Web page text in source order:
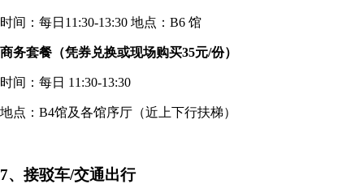
时间：每日11:30-13:30 地点：B6 馆
商务套餐（凭券兑换或现场购买35元/份）
时间：每日 11:30-13:30
地点：B4馆及各馆序厅（近上下行扶梯）
7、接驳车/交通出行